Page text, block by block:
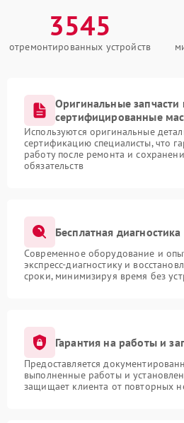
3545
отремонтированных устройств
Оригинальные запчасти
сертифицированные
Используются оригинальные
сертификацию специалисты, что
работу после ремонта и
обязательств
Бесплатная
Современное оборудование и
экспресс-диагностику и
сроки, минимизируя время без
Гарантия на работы и
Предоставляется
выполненные работы и
защищает клиента от повторных